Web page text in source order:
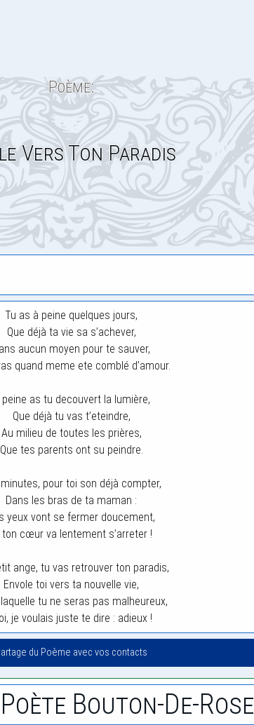
Poème:
Vers Ton Paradis
Tu as à peine quelques jours,
Que déjà ta vie sa s’achever,
aucun moyen pour te sauver,
quand meme ete comblé d’amour.
peine as tu decouvert la lumière,
Que déjà tu vas t’eteindre,
Au milieu de toutes les prières,
Que tes parents ont su peindre.
pour toi son déjà compter,
Dans les bras de ta maman :
yeux vont se fermer doucement,
ton cœur va lentement s’arreter !
ange, tu vas retrouver ton paradis,
Envole toi vers ta nouvelle vie,
tu ne seras pas malheureux,
je voulais juste te dire : adieux !
du Poème avec vos contacts
Poète Bouton-De-Rose